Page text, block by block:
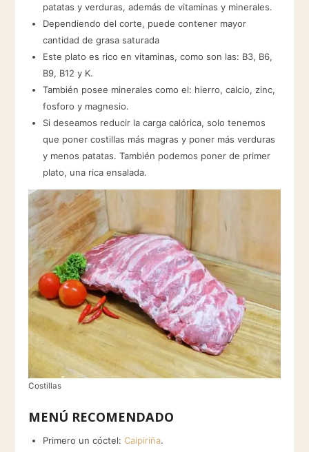
patatas y verduras, además de vitaminas y minerales.
Dependiendo del corte, puede contener mayor
cantidad de grasa saturada
Este plato es rico en vitaminas, como son las: B3, B6,
B9, B12 y K.
También posee minerales como el: hierro, calcio, zinc,
fosforo y magnesio.
Si deseamos reducir la carga calórica, solo tenemos
que poner costillas más magras y poner más verduras
y menos patatas. También podemos poner de primer
plato, una rica ensalada.
Costillas
MENÚ RECOMENDADO
Primero un cóctel: Caipiriña.